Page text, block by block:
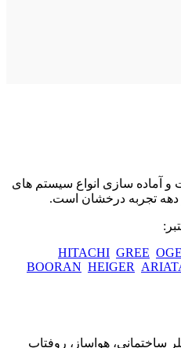
آماده سازی انواع سیستم های
دهه تجربه درخشان است.
HITACHI GREE
BOORAN HEIGER
ساختمانی، هواساز، روفتاپ